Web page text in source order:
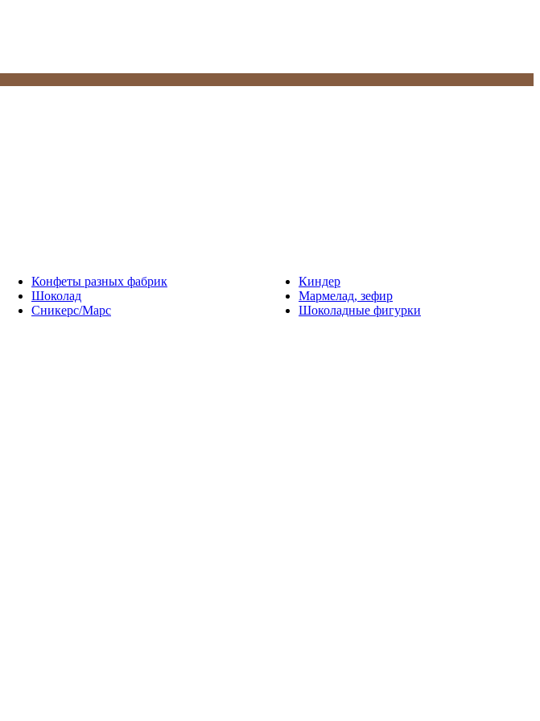
Конфеты разных фабрик
Шоколад
Сникерс/Марс
Киндер
Мармелад, зефир
Шоколадные фигурки